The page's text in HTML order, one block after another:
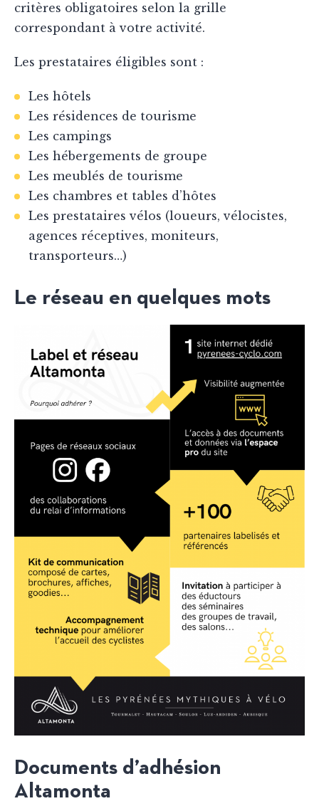
critères obligatoires selon la grille
correspondant à votre activité.
Les prestataires éligibles sont :
Les hôtels
Les résidences de tourisme
Les campings
Les hébergements de groupe
Les meublés de tourisme
Les chambres et tables d’hôtes
Les prestataires vélos (loueurs, vélocistes,
agences réceptives, moniteurs,
transporteurs…)
Le réseau en quelques mots
Documents d’adhésion
Altamonta